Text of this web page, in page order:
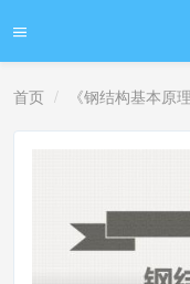
首页 《钢结构基本原理